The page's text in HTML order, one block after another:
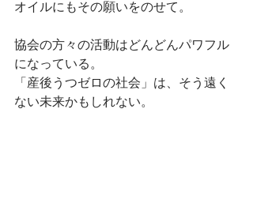
オイルにもその願いをのせて。
協会の方々の活動はどんどんパワフル
になっている。
「産後うつゼロの社会」は、そう遠く
ない未来かもしれない。